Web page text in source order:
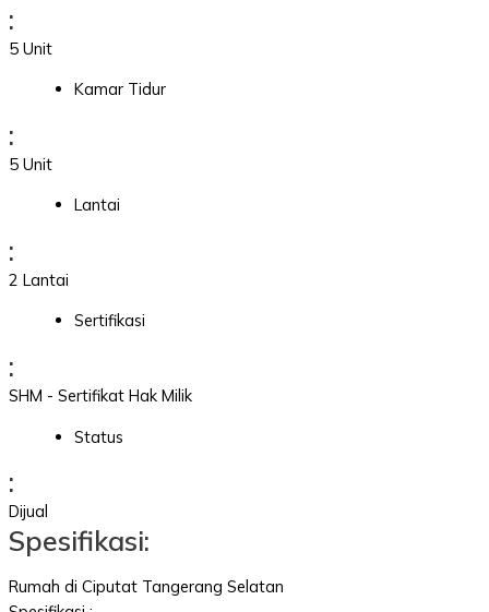
:
5 Unit
Kamar Tidur
:
5 Unit
Lantai
:
2 Lantai
Sertifikasi
:
SHM - Sertifikat Hak Milik
Status
:
Dijual
Spesifikasi:
Rumah di Ciputat Tangerang Selatan